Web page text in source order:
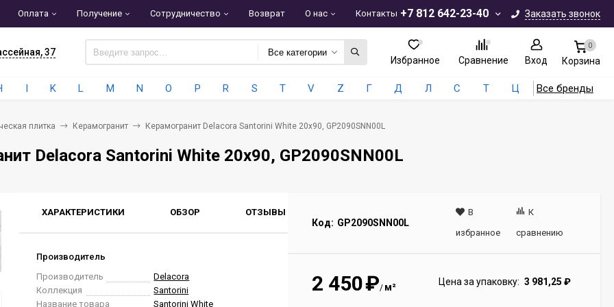
+7 812 642-23-40 Заказать звонок
Оплата Получение Сотрудничество Возврат О нас Контакты
37 Все категории
Избранное Сравнение Вход
0
Корзина
I K L M N O P R S T V Z Г Д Л С Т Ц Все бренды
плитка Керамогранит Керамогранит Delacora Santorini White 20x90, GP2090SNN00L
Delacora Santorini White 20x90, GP2090SNN00L
ХАРАКТЕРИСТИКИ ОБЗОР ОТЗЫВЫ
Производитель
Производитель
Delacora
Коллекция
Santorini
Название товара
Santorini White
Код: GP2090SNN00L
В
избранное
К
сравнению
2 450₽/ м² Цена за упаковку: 3 981,25 ₽